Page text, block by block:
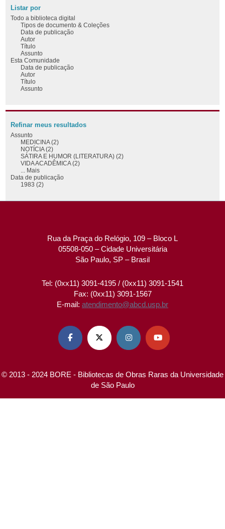
Listar por
Todo a biblioteca digital
Tipos de documento & Coleções
Data de publicação
Autor
Título
Assunto
Esta Comunidade
Data de publicação
Autor
Título
Assunto
Refinar meus resultados
Assunto
MEDICINA (2)
NOTÍCIA (2)
SÁTIRA E HUMOR (LITERATURA) (2)
VIDA ACADÊMICA (2)
... Mais
Data de publicação
1983 (2)
Rua da Praça do Relógio, 109 – Bloco L
05508-050 – Cidade Universitária
São Paulo, SP – Brasil
Tel: (0xx11) 3091-4195 / (0xx11) 3091-1541
Fax: (0xx11) 3091-1567
E-mail: atendimento@abcd.usp.br
   
© 2013 - 2024 BORE - Bibliotecas de Obras Raras da Universidade
de São Paulo